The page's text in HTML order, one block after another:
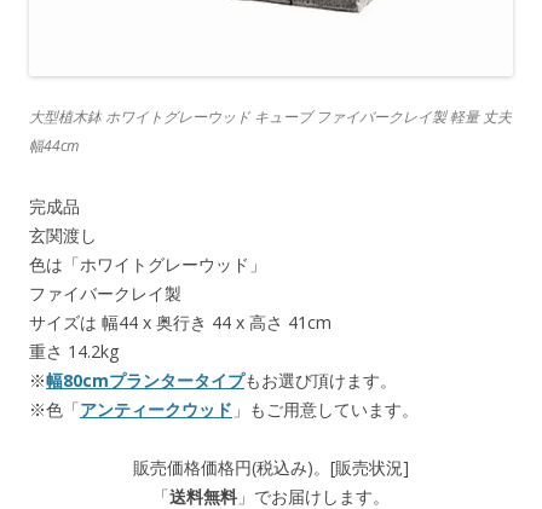
大型植木鉢 ホワイトグレーウッド キューブ ファイバークレイ製 軽量 丈夫
幅44cm
完成品
玄関渡し
色は「ホワイトグレーウッド」
ファイバークレイ製
サイズは 幅44 x 奥行き 44 x 高さ 41cm
重さ 14.2kg
※幅80cmプランタータイプもお選び頂けます。
※色「アンティークウッド 」もご用意しています。
販売価格価格円(税込み)。[販売状況]
「送料無料 」でお届けします。